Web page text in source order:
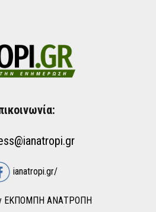
ianatropi.gr/
ΕΚΠΟΜΠΗ ΑΝΑΤΡΟΠΗ